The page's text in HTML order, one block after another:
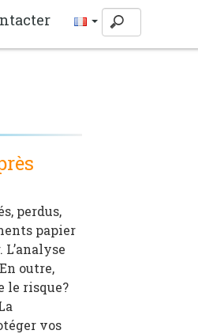
perdus,
papier
outre,
le risque?
vos